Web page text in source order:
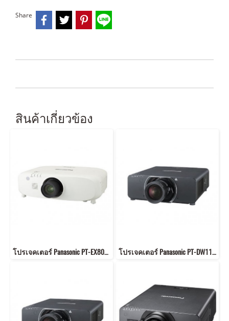
Share
สินค้าเกี่ยวข้อง
โปรเจคเตอร์ Panasonic PT-EX800T 8500 lumen Resolution: 1024 x 768 (XGA) contrast 5000:1 โปรเจคเตอร์ Panasonic PT-DW11K 11,000 lumens；Contrast ratio: 10000:1 Resolution: 1366 x 768 (WXGA)